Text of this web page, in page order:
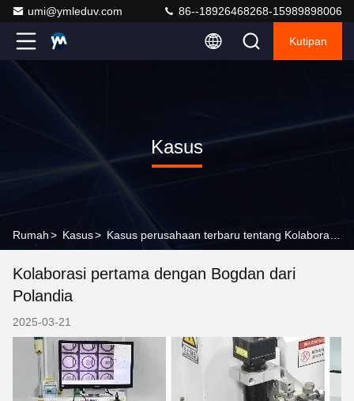
umi@ymleduv.com 86--18926468268-15989898006
Kutipan
Kasus
Rumah> Kasus>
Kolaborasi pertama dengan Bogdan dari
Polandia
2025-03-21